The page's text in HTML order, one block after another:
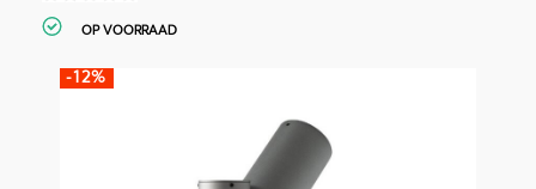
OP VOORRAAD
-12%